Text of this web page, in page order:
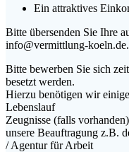
Ein attraktives
Bitte übersenden Sie Ihre
info@vermittlung-koeln.de.
Bitte bewerben Sie sich
besetzt werden.
Hierzu benötigen wir
Lebenslauf
Zeugnisse (falls vorhanden)
unsere Beauftragung z.B.
/ Agentur für Arbeit